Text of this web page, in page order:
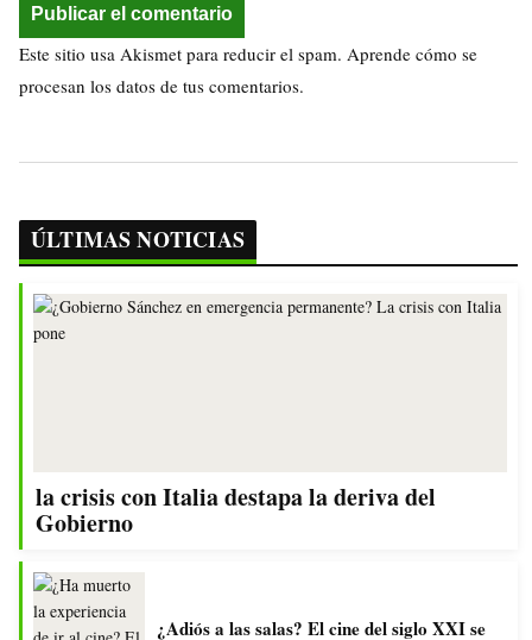
Este sitio usa Akismet para reducir el spam. Aprende cómo se
procesan los datos de tus comentarios.
ÚLTIMAS NOTICIAS
la crisis con Italia destapa la deriva del
Gobierno
¿Adiós a las salas? El cine del siglo XXI se